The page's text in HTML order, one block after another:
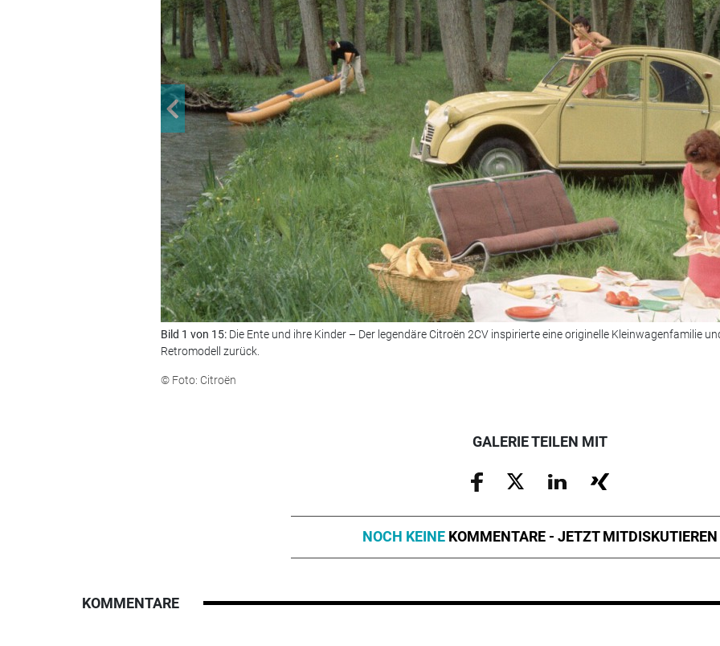
Bild 1 von 15: Die Ente und ihre Kinder – Der legendäre Citroën 2CV inspirierte eine originelle Kleinwagenfamilie
Retromodell zurück.
© Foto: Citroën
GALERIE TEILEN MIT
NOCH KEINE KOMMENTARE - JETZT MITDISKUTIEREN
KOMMENTARE